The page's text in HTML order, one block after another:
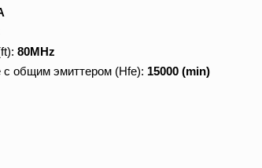
80MHz
с общим эмиттером (Hfe): 15000 (min)